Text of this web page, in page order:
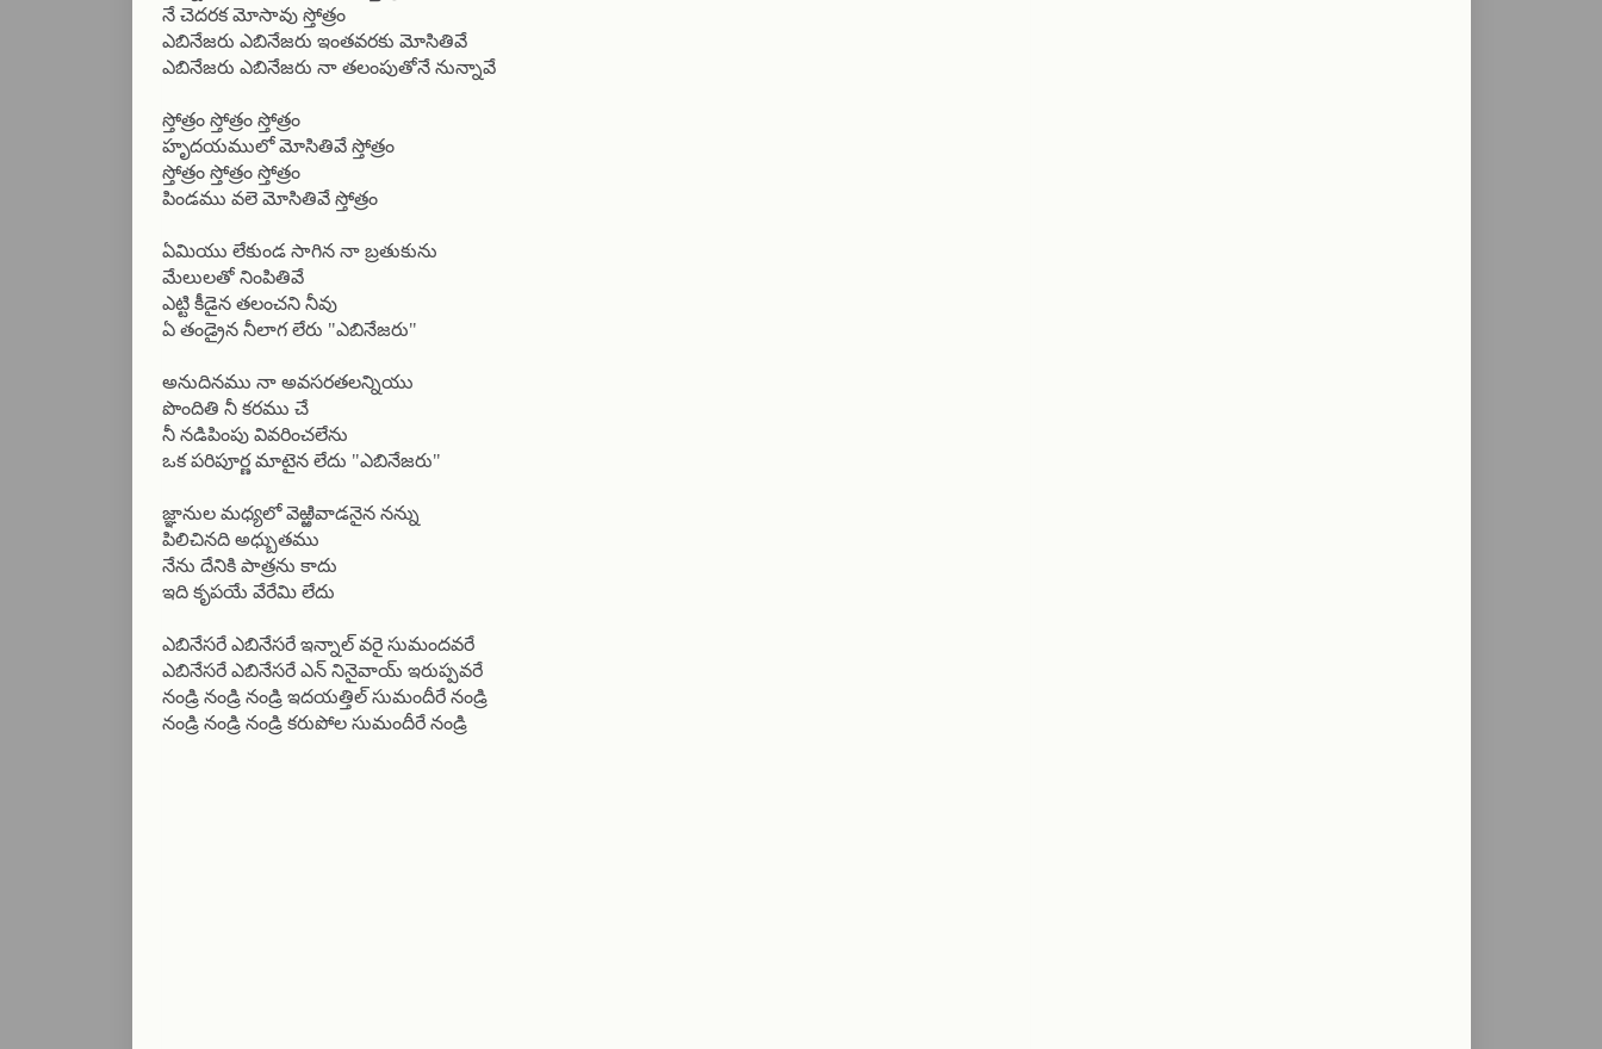
నే చెదరక మోసావు స్తోత్రం
ఎబినేజరు ఎబినేజరు ఇంతవరకు మోసితివే
ఎబినేజరు ఎబినేజరు నా తలంపుతోనే నున్నావే
స్తోత్రం స్తోత్రం స్తోత్రం
హృదయములో మోసితివే స్తోత్రం
స్తోత్రం స్తోత్రం స్తోత్రం
పిండము వలె మోసితివే స్తోత్రం
ఏమియు లేకుండ సాగిన నా బ్రతుకును
మేలులతో నింపితివే
ఎట్టి కీడైన తలంచని నీవు
ఏ తండ్రైన నీలాగ లేరు "ఎబినేజరు"
అనుదినము నా అవసరతలన్నియు
పొందితి నీ కరము చే
నీ నడిపింపు వివరించలేను
ఒక పరిపూర్ణ మాటైన లేదు "ఎబినేజరు"
జ్ఞానుల మధ్యలో వెఱ్ఱివాడనైన నన్ను
పిలిచినది అధ్బుతము
నేను దేనికి పాత్రను కాదు
ఇది కృపయే వేరేమి లేదు
ఎబినేసరే ఎబినేసరే ఇన్నాల్ వరై సుమందవరే
ఎబినేసరే ఎబినేసరే ఎన్ నినైవాయ్ ఇరుప్పవరే
నండ్రి నండ్రి నండ్రి ఇదయత్తిల్ సుమందీరే నండ్రి
నండ్రి నండ్రి నండ్రి కరుపోల సుమందీరే నండ్రి